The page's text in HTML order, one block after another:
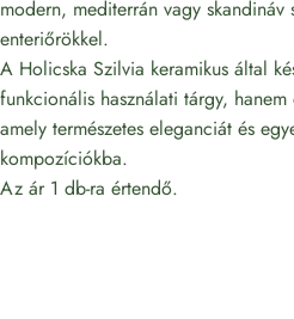
modern, mediterrán vagy skandináv
enteriőrökkel.
A Holicska Szilvia keramikus által
funkcionális használati tárgy,
amely természetes eleganciát és
kompozíciókba.
Az ár 1 db-ra értendő.